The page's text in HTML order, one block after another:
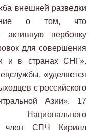
внешней разведки
о том, что
активную вербовку
для совершения
и в странах СНГ».
«уделяется
с российского
Азии». 17
член СПЧ Кирилл